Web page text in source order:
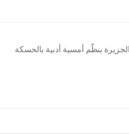
ينظّم أمسية أدبية بالحسكة